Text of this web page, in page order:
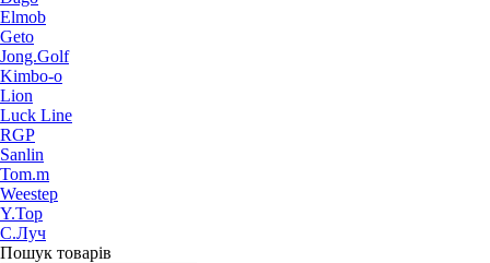
Elmob
Geto
Jong.Golf
Kimbo-o
Lion
Luck Line
RGP
Sanlin
Tom.m
Weestep
Y.Top
С.Луч
Пошук товарів